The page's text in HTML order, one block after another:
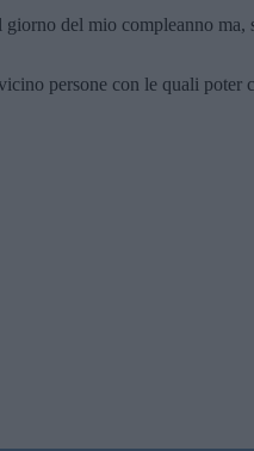
del mio compleanno
persone con le quali poter